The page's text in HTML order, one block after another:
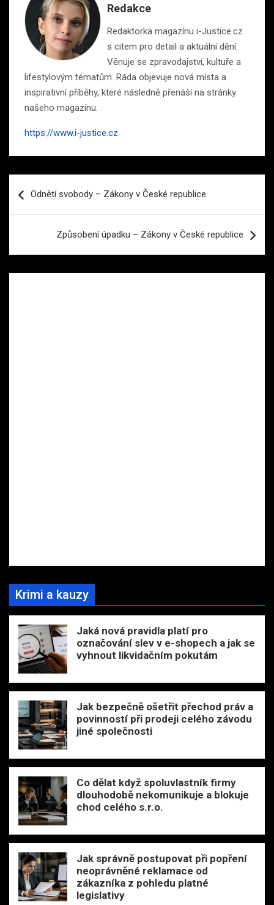
Redakce
Redaktorka magazínu i-Justice.cz
s citem pro detail a aktuální dění.
Věnuje se zpravodajství, kultuře a
lifestylovým tématům. Ráda objevuje nová místa a
inspirativní příběhy, které následně přenáší na stránky
našeho magazínu.
https://www.i-justice.cz
proOdnětí svobody – Zákony v České republice
Způsobení úpadku – Zákony v České republice
Krimi a kauzy
Jaká nová pravidla platí pro
označování slev v e-shopech a jak se
vyhnout likvidačním pokutám
Jak bezpečně ošetřit přechod práv a
povinností při prodeji celého závodu
jiné společnosti
Co dělat když spoluvlastník firmy
dlouhodobě nekomunikuje a blokuje
chod celého s.r.o.
Jak správně postupovat při popření
neoprávněné reklamace od
zákazníka z pohledu platné
legislativy